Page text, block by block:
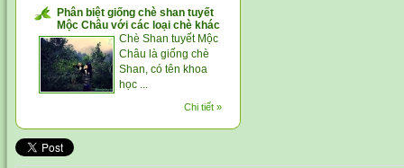
Phân biệt giống chè shan tuyết
Mộc Châu với các loại chè khác
Chè Shan tuyết Mộc
Châu là giống chè
Shan, có tên khoa
học ...
Chi tiết »